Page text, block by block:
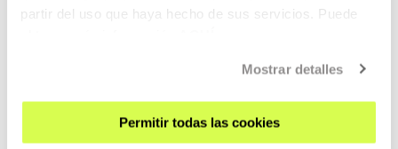
partir del uso que haya hecho de sus servicios. Puede
Mostrar detalles
Permitir todas las cookies